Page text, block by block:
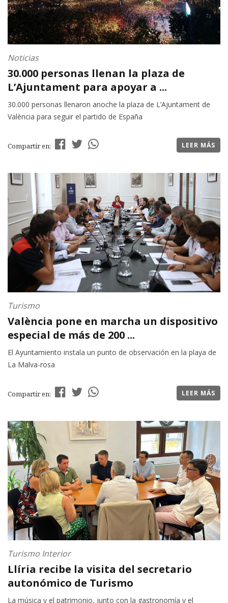
Noticias
30.000 personas llenan la plaza de
L’Ajuntament para apoyar a ...
30.000 personas llenaron anoche la plaza de L’Ajuntament de
València para seguir el partido de España
Compartir en: LEER MÁS
Turismo
València pone en marcha un dispositivo
especial de más de 200 ...
El Ayuntamiento instala un punto de observación en la playa de
La Malva-rosa
Compartir en: LEER MÁS
Turismo Interior
Llíria recibe la visita del secretario
autonómico de Turismo
La música y el patrimonio, junto con la gastronomía y el